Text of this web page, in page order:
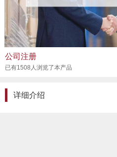
公司注册
已有1508人浏览了本产品
详细介绍